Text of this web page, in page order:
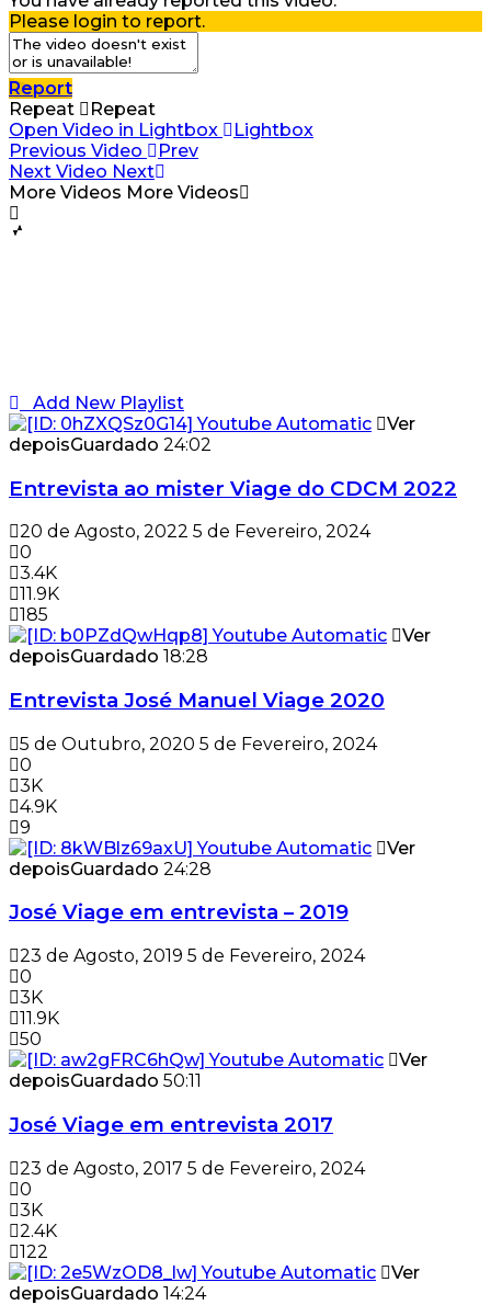
Please login to report.
Report
Repeat
Repeat
Open Video in Lightbox
Lightbox
Previous Video
Prev
Next Video Next
More Videos More Videos
Add New Playlist
Ver
depoisGuardado 24:02
Entrevista ao mister Viage do CDCM 2022
20 de Agosto, 2022 5 de Fevereiro, 2024
0
3.4K
11.9K
185
Ver
depoisGuardado 18:28
Entrevista José Manuel Viage 2020
5 de Outubro, 2020 5 de Fevereiro, 2024
0
3K
4.9K
9
Ver
depoisGuardado 24:28
José Viage em entrevista – 2019
23 de Agosto, 2019 5 de Fevereiro, 2024
0
3K
11.9K
50
Ver
depoisGuardado 50:11
José Viage em entrevista 2017
23 de Agosto, 2017 5 de Fevereiro, 2024
0
3K
2.4K
122
Ver
depoisGuardado 14:24